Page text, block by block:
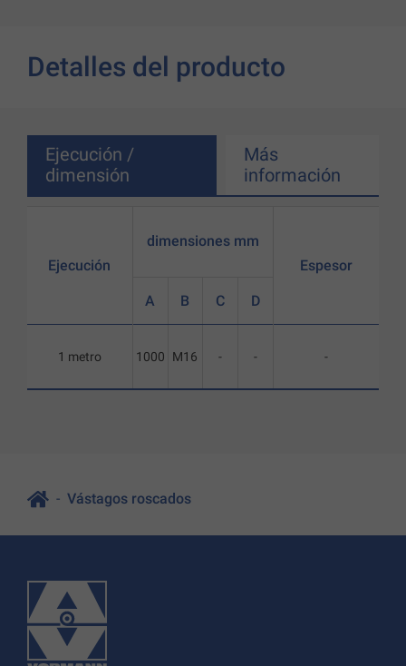
Detalles del producto
Ejecución /
dimensión
Más
información
Ejecución
1 metro
dimensiones mm
A B C D
1000 M16 - -
Espesor
-
Vástagos roscados